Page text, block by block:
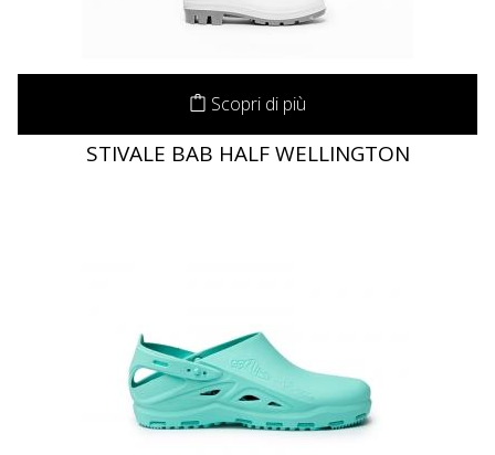
Scopri di più
STIVALE BAB HALF WELLINGTON